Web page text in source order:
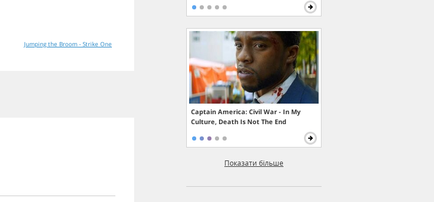
Jumping the Broom - Strike One
Captain America: Civil War - In My
Culture, Death Is Not The End
Показати більше